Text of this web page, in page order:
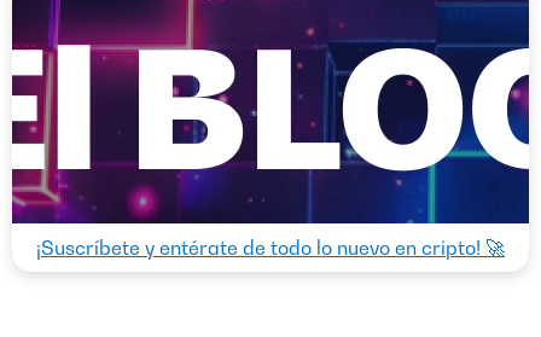
¡Suscríbete y entérate de todo lo nuevo en cripto! 🚀